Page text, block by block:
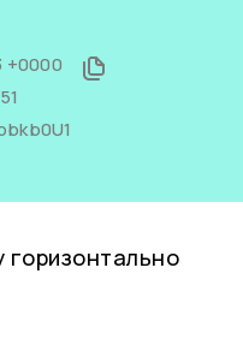
+0000
горизонтально